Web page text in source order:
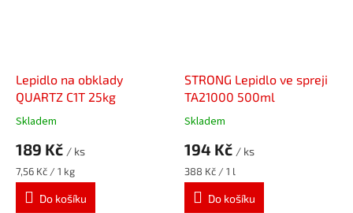
Lepidlo na obklady
QUARTZ C1T 25kg
Skladem
189 Kč / ks
Měrná
cena:
7,56 Kč / 1 kg
Do košíku
STRONG Lepidlo ve spreji
TA21000 500ml
Skladem
194 Kč / ks
Měrná
cena:
388 Kč / 1 l
Do košíku